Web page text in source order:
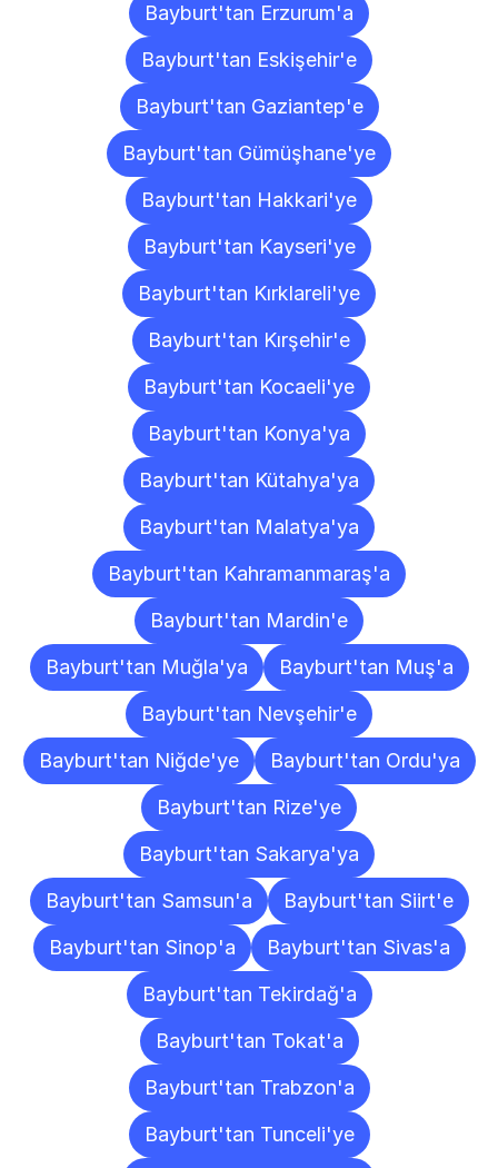
Bayburt'tan Erzurum'a
Bayburt'tan Eskişehir'e
Bayburt'tan Gaziantep'e
Bayburt'tan Gümüşhane'ye
Bayburt'tan Hakkari'ye
Bayburt'tan Kayseri'ye
Bayburt'tan Kırklareli'ye
Bayburt'tan Kırşehir'e
Bayburt'tan Kocaeli'ye
Bayburt'tan Konya'ya
Bayburt'tan Kütahya'ya
Bayburt'tan Malatya'ya
Bayburt'tan Kahramanmaraş'a
Bayburt'tan Mardin'e
Bayburt'tan Muğla'ya
Bayburt'tan Muş'a
Bayburt'tan Nevşehir'e
Bayburt'tan Niğde'ye
Bayburt'tan Ordu'ya
Bayburt'tan Rize'ye
Bayburt'tan Sakarya'ya
Bayburt'tan Samsun'a
Bayburt'tan Siirt'e
Bayburt'tan Sinop'a
Bayburt'tan Sivas'a
Bayburt'tan Tekirdağ'a
Bayburt'tan Tokat'a
Bayburt'tan Trabzon'a
Bayburt'tan Tunceli'ye